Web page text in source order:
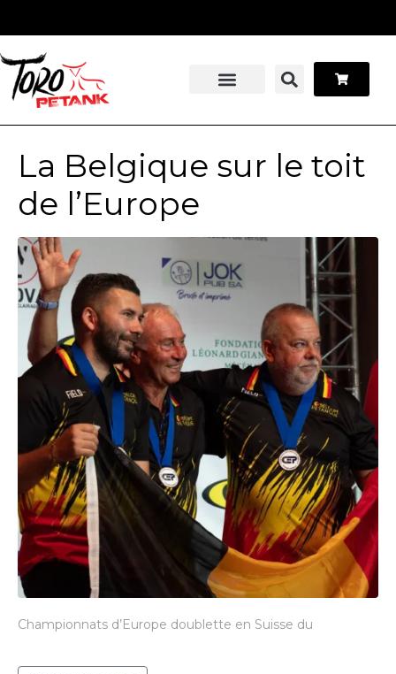
La Belgique sur le toit
de l’Europe
Championnats d’Europe doublette en Suisse du